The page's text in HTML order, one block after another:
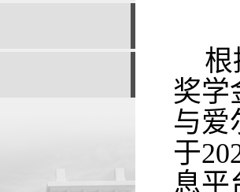
根
奖学
与爱
于
息平